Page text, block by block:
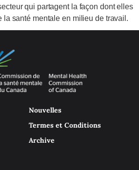
qui partagent la façon dont elles
la santé mentale en milieu de travail.
Nouvelles
Termes et Conditions
Archive